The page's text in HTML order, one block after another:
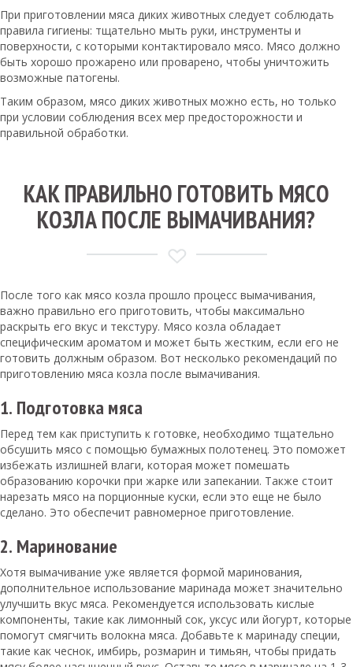
При приготовлении мяса диких животных следует соблюдать
правила гигиены: тщательно мыть руки, инструменты и
поверхности, с которыми контактировало мясо. Мясо должно
быть хорошо прожарено или проварено, чтобы уничтожить
возможные патогены.
Таким образом, мясо диких животных можно есть, но только
при условии соблюдения всех мер предосторожности и
правильной обработки.
КАК ПРАВИЛЬНО ГОТОВИТЬ МЯСО
КОЗЛА ПОСЛЕ ВЫМАЧИВАНИЯ?
После того как мясо козла прошло процесс вымачивания,
важно правильно его приготовить, чтобы максимально
раскрыть его вкус и текстуру. Мясо козла обладает
специфическим ароматом и может быть жестким, если его не
готовить должным образом. Вот несколько рекомендаций по
приготовлению мяса козла после вымачивания.
1. Подготовка мяса
Перед тем как приступить к готовке, необходимо тщательно
обсушить мясо с помощью бумажных полотенец. Это поможет
избежать излишней влаги, которая может помешать
образованию корочки при жарке или запекании. Также стоит
нарезать мясо на порционные куски, если это еще не было
сделано. Это обеспечит равномерное приготовление.
2. Маринование
Хотя вымачивание уже является формой маринования,
дополнительное использование маринада может значительно
улучшить вкус мяса. Рекомендуется использовать кислые
компоненты, такие как лимонный сок, уксус или йогурт, которые
помогут смягчить волокна мяса. Добавьте к маринаду специи,
такие как чеснок, имбирь, розмарин и тимьян, чтобы придать